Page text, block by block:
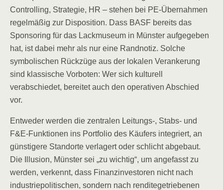
Controlling, Strategie, HR – stehen bei PE-Übernahmen
regelmäßig zur Disposition. Dass BASF bereits das
Sponsoring für das Lackmuseum in Münster aufgegeben
hat, ist dabei mehr als nur eine Randnotiz. Solche
symbolischen Rückzüge aus der lokalen Verankerung
sind klassische Vorboten: Wer sich kulturell
verabschiedet, bereitet auch den operativen Abschied
vor.
Entweder werden die zentralen Leitungs-, Stabs- und
F&E-Funktionen ins Portfolio des Käufers integriert, an
günstigere Standorte verlagert oder schlicht abgebaut.
Die Illusion, Münster sei „zu wichtig“, um angefasst zu
werden, verkennt, dass Finanzinvestoren nicht nach
industriepolitischen, sondern nach renditegetriebenen